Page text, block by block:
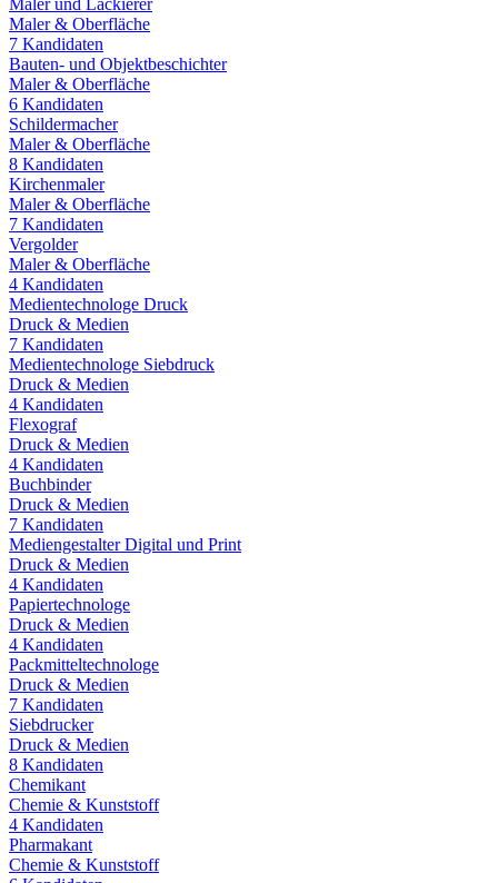
Maler & Oberfläche
7 Kandidaten
Bauten- und Objektbeschichter
Maler & Oberfläche
6 Kandidaten
Schildermacher
Maler & Oberfläche
8 Kandidaten
Kirchenmaler
Maler & Oberfläche
7 Kandidaten
Vergolder
Maler & Oberfläche
4 Kandidaten
Medientechnologe Druck
Druck & Medien
7 Kandidaten
Medientechnologe Siebdruck
Druck & Medien
4 Kandidaten
Flexograf
Druck & Medien
4 Kandidaten
Buchbinder
Druck & Medien
7 Kandidaten
Mediengestalter Digital und Print
Druck & Medien
4 Kandidaten
Papiertechnologe
Druck & Medien
4 Kandidaten
Packmitteltechnologe
Druck & Medien
7 Kandidaten
Siebdrucker
Druck & Medien
8 Kandidaten
Chemikant
Chemie & Kunststoff
4 Kandidaten
Pharmakant
Chemie & Kunststoff